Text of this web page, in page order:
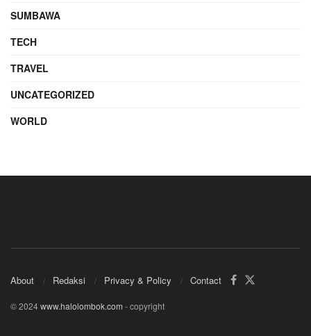
SUMBAWA
TECH
TRAVEL
UNCATEGORIZED
WORLD
About Redaksi Privacy & Policy Contact
© 2024www.halolombok.com - copyright